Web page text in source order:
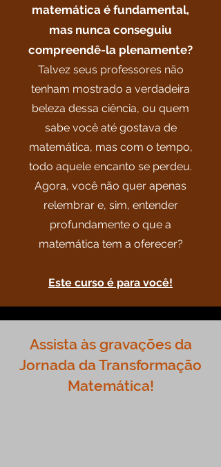
matemática é fundamental,
mas nunca conseguiu
compreendê-la plenamente?
Talvez seus professores não
tenham mostrado a verdadeira
beleza dessa ciência, ou quem
sabe você até gostava de
matemática, mas com o tempo,
todo aquele encanto se perdeu.
Agora, você não quer apenas
relembrar e, sim, entender
profundamente o que a
matemática tem a oferecer?
Este curso é para você!
Assista às gravações da
Jornada da Transformação
Matemática!